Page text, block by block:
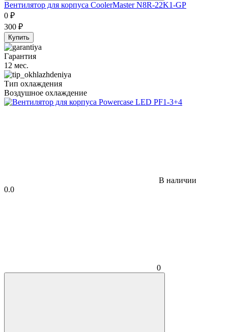
Вентилятор для корпуса CoolerMaster N8R-22K1-GP
0 ₽
300 ₽
Купить
Гарантия
12 мес.
Тип охлаждения
Воздушное охлаждение
В наличии
0.0
0